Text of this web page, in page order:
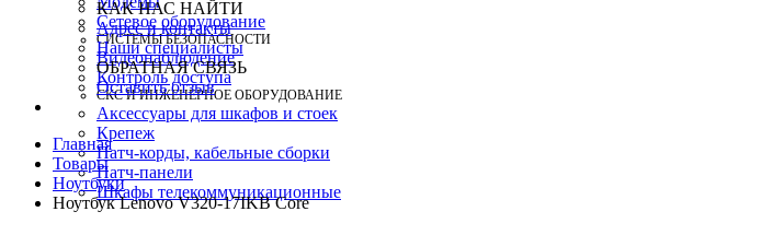
Сетевое оборудование
СИСТЕМЫ БЕЗОПАСНОСТИ
Видеонаблюдение
Контроль доступа
СКС И ИНЖЕНЕРНОЕ ОБОРУДОВАНИЕ
Аксессуары для шкафов и стоек
Крепеж
Патч-корды, кабельные сборки
Патч-панели
Шкафы телекоммуникационные
КАК НАС НАЙТИ
Адрес и контакты
Наши специалисты
ОБРАТНАЯ СВЯЗЬ
Оставить отзыв
Главная
Товары
Ноутбуки
Ноутбук Lenovo V320-17IKB Core